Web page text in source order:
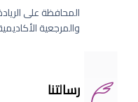
المحافظة على
والمرجعية
رسالتنا